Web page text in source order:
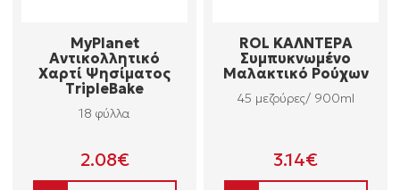
MyPlanet
Αντικολλητικό
Χαρτί Ψησίματος
TripleBake
18 φύλλα
2.08€
ROL ΚΑΛΝΤΕΡΑ
Συμπυκνωμένο
Μαλακτικό Ρούχων
45 μεζούρες/ 900ml
3.14€